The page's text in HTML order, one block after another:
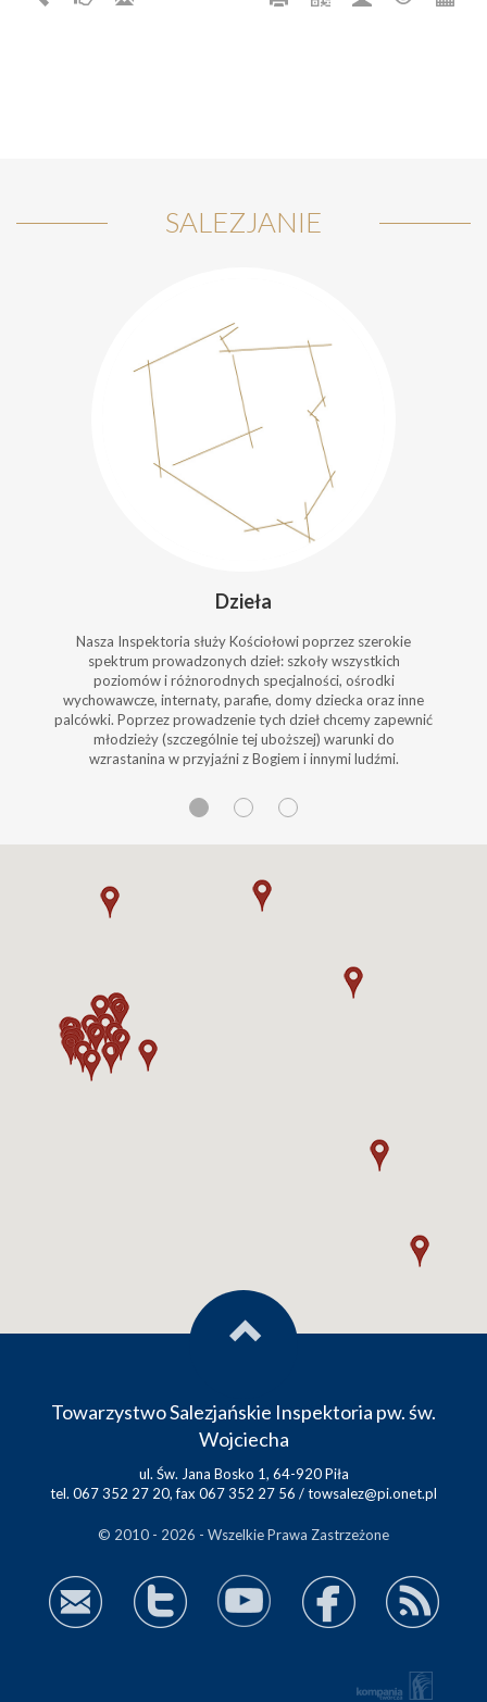
SALEZJANIE
Dzieła
Nasza Inspektoria służy Kościołowi poprzez szerokie
spektrum prowadzonych dzieł: szkoły wszystkich
poziomów i różnorodnych specjalności, ośrodki
wychowawcze, internaty, parafie, domy dziecka oraz inne
palcówki. Poprzez prowadzenie tych dzieł chcemy zapewnić
młodzieży (szczególnie tej uboższej) warunki do
wzrastanina w przyjaźni z Bogiem i innymi ludźmi.
Towarzystwo Salezjańskie Inspektoria pw. św.
Wojciecha
ul. Św. Jana Bosko 1, 64-920 Piła
tel. 067 352 27 20, fax 067 352 27 56 /towsalez@pi.onet.pl
© 2010 - 2026 - Wszelkie Prawa Zastrzeżone